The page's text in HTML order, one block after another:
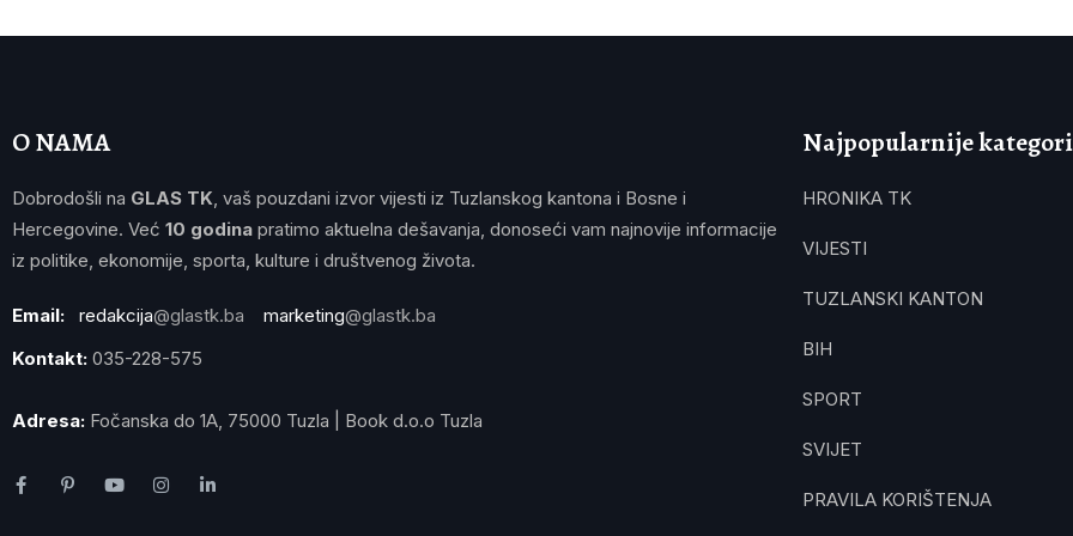
O NAMA
Dobrodošli na GLAS TK, vaš pouzdani izvor vijesti iz Tuzlanskog kantona i Bosne i
Hercegovine. Već 10 godina pratimo aktuelna dešavanja, donoseći vam najnovije informacije
iz politike, ekonomije, sporta, kulture i društvenog života.
Email: redakcija@glastk.ba marketing@glastk.ba
Kontakt: 035-228-575
Adresa: Fočanska do 1A, 75000 Tuzla | Book d.o.o Tuzla
Najpopularnije
HRONIKA TK
VIJESTI
TUZLANSKI KANTON
BIH
SPORT
SVIJET
PRAVILA KORIŠTENJA